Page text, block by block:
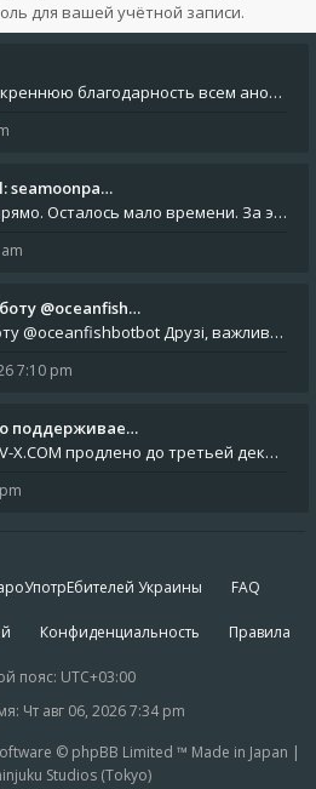
для вашей учётной записи.
Хочу выразить искреннюю благодарность всем анонимным пользователям, которые поддержали наше сообщество финансово. Благод
seamoonpa…
💡 Друзья, скажу прямо. Осталось мало времени. За это время нам нужно закрыть последние обязательные расходы: около 500
@oceanfish…
Звіти пишіть роботу @oceanfishbotbot Друзі, важливе повідомлення для учасників форума. Основне звернення опублікован
7:10 pm
поддерживае…
Доменное имя KIEV-X.COM продлено до третьей декады августа 2027 года! Спасибо всем анонимным пользователям, которые по
Украины FAQ
Конфиденциальность Правила
пояс: UTC+03:00
Чт авг 06, 2026 7:34 pm
© phpBB Limited ™ Made in Japan |
Studios (Tokyo)